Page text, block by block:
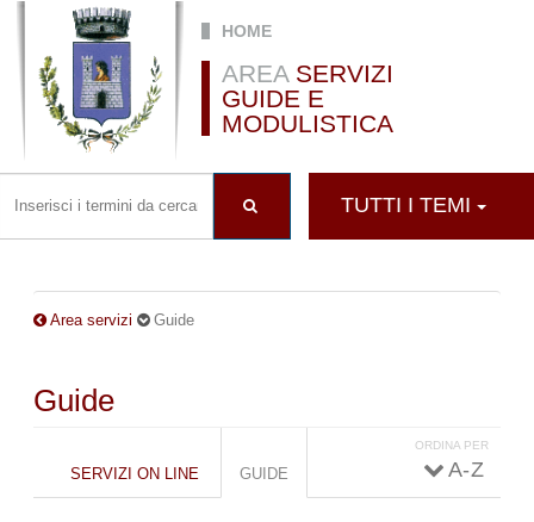
Salta al contenuto principale
HOME
AREASERVIZI
GUIDE E
MODULISTICA
TUTTI I TEMI
Area servizi Guide
Guide
Schede primarie
SERVIZI ON LINE GUIDE
ATTIVA)
ORDINA PER
A - Z